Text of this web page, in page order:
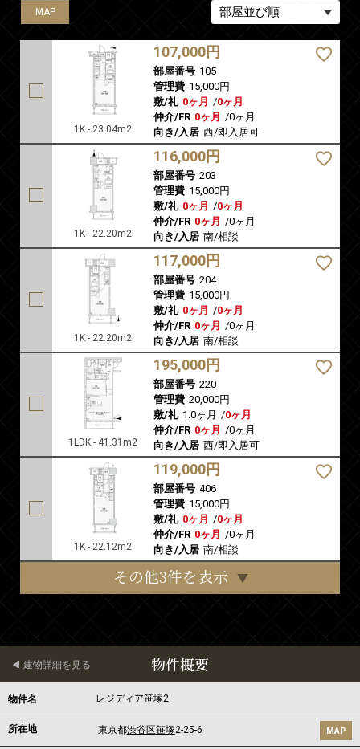
MAP
1K - 23.04m2
107,000円
部屋番号 105
管理費 15,000円
敷/礼 0ヶ月 /0ヶ月
仲介/FR 0ヶ月 /0ヶ月
向き/入居 西/即入居可
MAP
1K - 22.20m2
116,000円
部屋番号 203
管理費 15,000円
敷/礼 0ヶ月 /0ヶ月
仲介/FR 0ヶ月 /0ヶ月
向き/入居 南/相談
MAP
1K - 22.20m2
117,000円
部屋番号 204
管理費 15,000円
敷/礼 0ヶ月 /0ヶ月
仲介/FR 0ヶ月 /0ヶ月
向き/入居 南/相談
MAP
1LDK - 41.31m2
195,000円
部屋番号 220
管理費 20,000円
敷/礼 1.0ヶ月 /0ヶ月
仲介/FR 0ヶ月 /0ヶ月
向き/入居 西/即入居可
MAP
1K - 22.12m2
119,000円
部屋番号 406
管理費 15,000円
敷/礼 0ヶ月 /0ヶ月
仲介/FR 0ヶ月 /0ヶ月
向き/入居 南/相談
その他3件を表示
物件概要
建物詳細を見る
物件名 レジディア笹塚2
所在地 東京都渋谷区笹塚2-25-6 MAP